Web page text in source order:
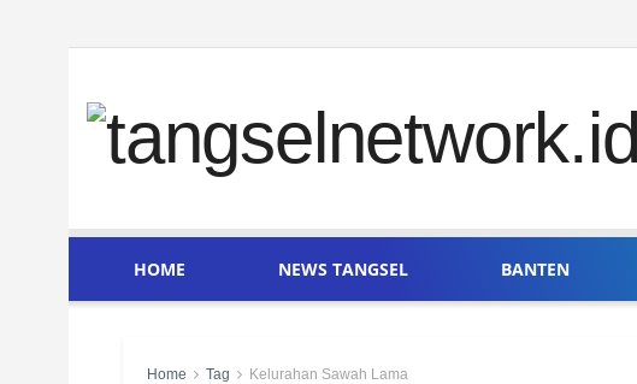
HOME NEWS TANGSEL BANTEN
Home Tag Kelurahan Sawah Lama